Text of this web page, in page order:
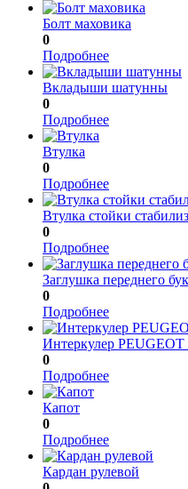
Болт маховика
0
Подробнее
Вкладыши шатунны
0
Подробнее
Втулка
0
Подробнее
Втулка стойки
0
Подробнее
Заглушка переднего
0
Подробнее
Интеркулер
0
Подробнее
Капот
0
Подробнее
Кардан рулевой